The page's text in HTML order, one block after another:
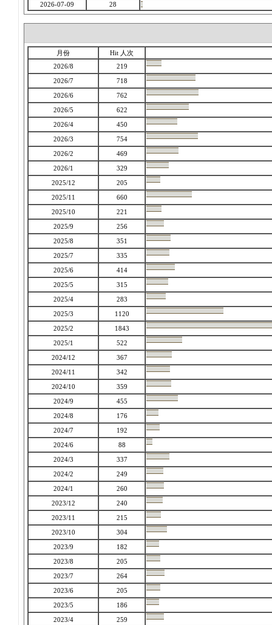
2026-07-09
28
月份
Hit 人次
2026/8
219
2026/7
718
2026/6
762
2026/5
622
2026/4
450
2026/3
754
2026/2
469
2026/1
329
2025/12
205
2025/11
660
2025/10
221
2025/9
256
2025/8
351
2025/7
335
2025/6
414
2025/5
315
2025/4
283
2025/3
1120
2025/2
1843
2025/1
522
2024/12
367
2024/11
342
2024/10
359
2024/9
455
2024/8
176
2024/7
192
2024/6
88
2024/3
337
2024/2
249
2024/1
260
2023/12
240
2023/11
215
2023/10
304
2023/9
182
2023/8
205
2023/7
264
2023/6
205
2023/5
186
2023/4
259